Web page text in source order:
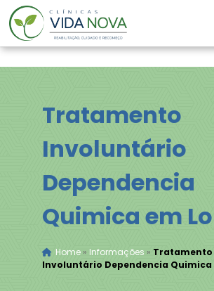
Tratamento
Involuntário
Dependencia
Quimica em
Home» Informações » Tratamento
Involuntário Dependencia Quimica